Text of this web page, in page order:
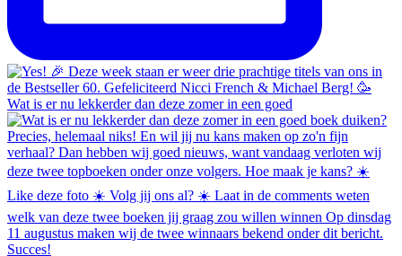
Wat is er nu lekkerder dan deze zomer in een goed